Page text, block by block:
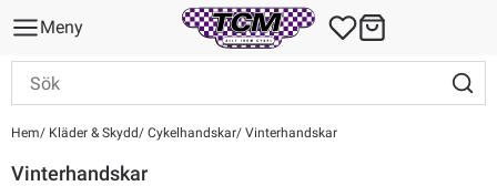
Meny
Hem Kläder & Skydd Cykelhandskar Vinterhandskar
Vinterhandskar